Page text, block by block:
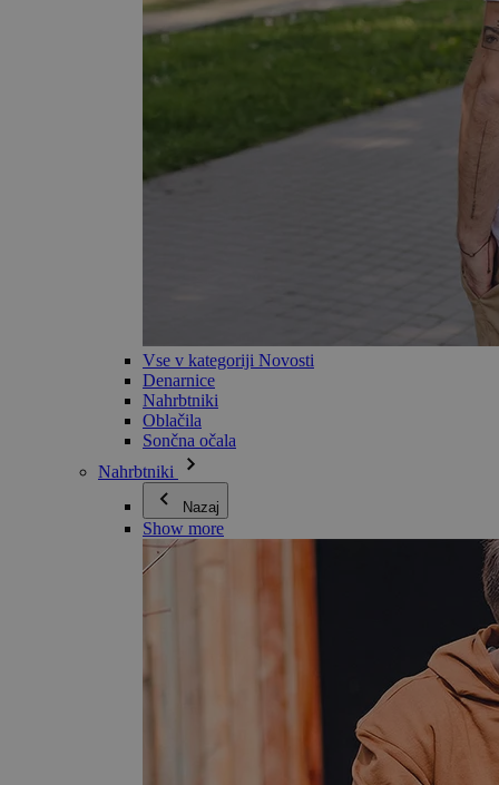
Vse v kategoriji Novosti
Denarnice
Nahrbtniki
Oblačila
Sončna očala
Nahrbtniki
Nazaj
Show more